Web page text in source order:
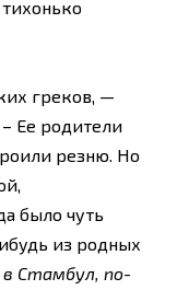
греков, —
Ее родители
резню. Но
было чуть
из родных
в Стамбул, по-